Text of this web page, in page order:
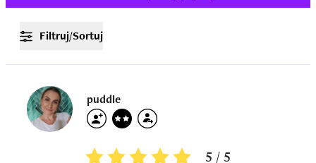
Filtruj/Sortuj
puddle
5 / 5